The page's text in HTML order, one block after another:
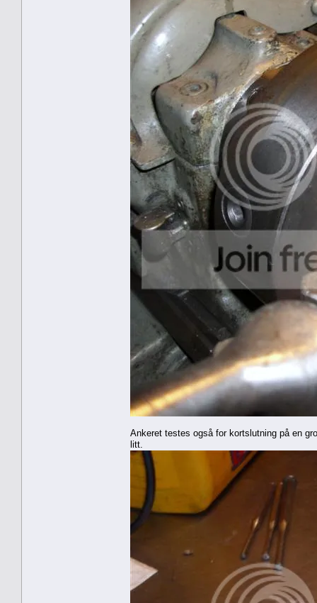
Ankeret testes også for kortslutning på en
litt.